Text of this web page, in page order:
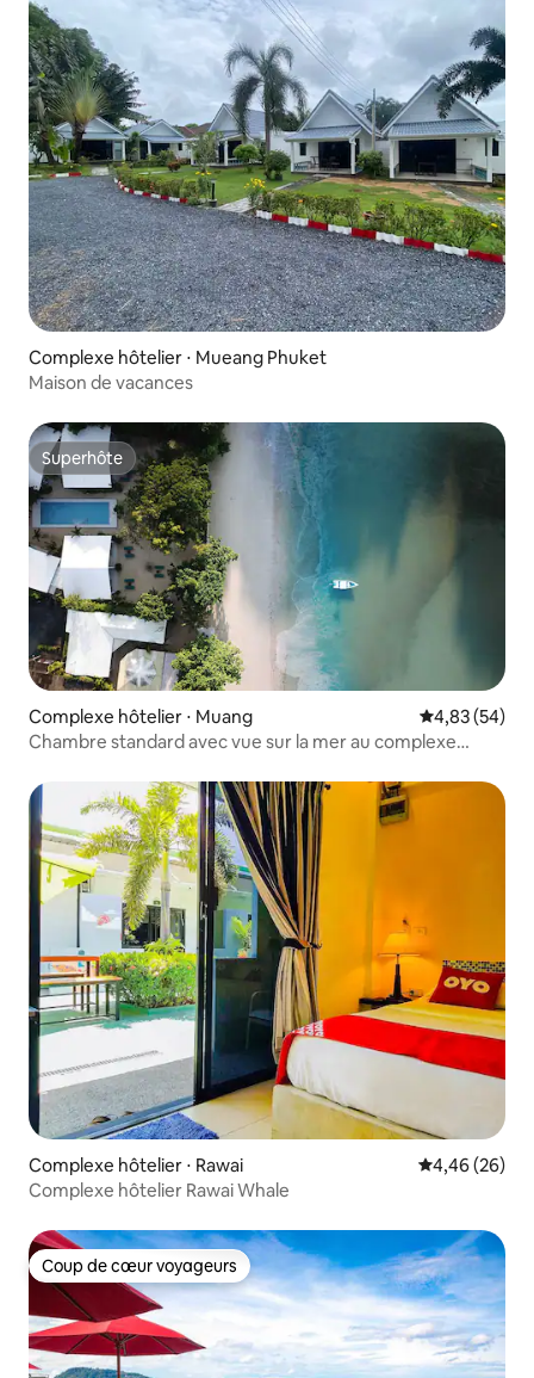
Complexe hôtelier ⋅ Mueang Phuket
Maison de vacances
Superhôte
Superhôte
Complexe hôtelier ⋅ Muang Évaluation
4,83 (54)
Chambre standard avec vue sur la mer au complexe
Complexe hôtelier ⋅ Rawai Évaluation
4,46 (26)
Complexe hôtelier Rawai Whale
Coup de cœur voyageurs
Coup de cœur voyageurs